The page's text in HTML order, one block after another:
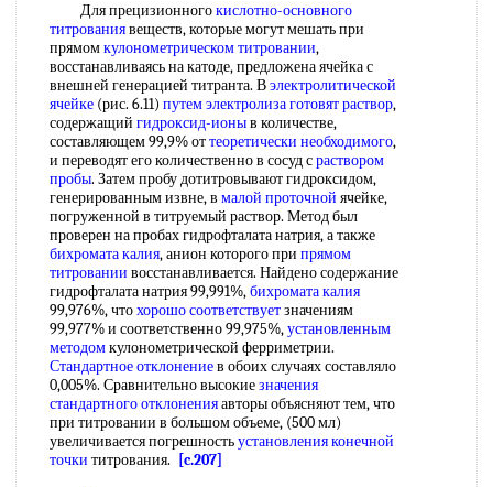
Для прецизионногокислотно-основного
титрованиявеществ, которые могут мешать при
прямомкулонометрическом титровании,
восстанавливаясь на катоде, предложена ячейка с
внешней генерацией титранта. Вэлектролитической
ячейке (рис. 6.11) путем электролизаготовят раствор,
содержащий гидроксид-ионыв количестве,
составляющем 99,9% оттеоретически необходимого,
и переводят его количественно в сосуд сраствором
пробы. Затем пробу дотитровывают гидроксидом,
генерированным извне, в малой проточной ячейке,
погруженной в титруемый раствор. Метод был
проверен на пробах гидрофталата натрия, а также
бихромата калия, анион которого при прямом
титровании восстанавливается. Найдено содержание
гидрофталата натрия 99,991%,бихромата калия
99,976%, чтохорошо соответствуетзначениям
99,977% и соответственно 99,975%,установленным
методомкулонометрической ферриметрии.
Стандартное отклонениев обоих случаях составляло
0,005%. Сравнительно высокиезначения
стандартного отклоненияавторы объясняют тем, что
при титровании в большом объеме, (500 мл)
увеличивается погрешностьустановления конечной
точки титрования.
[c.207]